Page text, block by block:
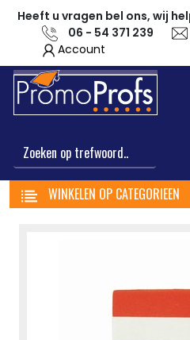
Heeft u vragen bel ons, wij
06 - 54 371 239
Account
WINKELEN OP CATEGORIEEN